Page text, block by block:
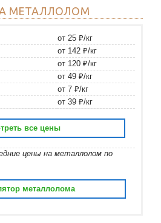
МЕТАЛЛОЛОМ
от 25 ₽/кг
от 142 ₽/кг
от 120 ₽/кг
от 49 ₽/кг
от 7 ₽/кг
от 39 ₽/кг
все цены
цены на металлолом по
металлолома